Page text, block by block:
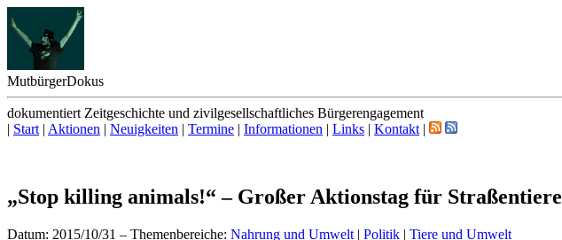
MutbürgerDokus
dokumentiert Zeitgeschichte und zivilgesellschaftliches Bürgerengagement
| Start | Aktionen | Neuigkeiten | Termine | Informationen | Links | Kontakt |
„Stop killing animals!“ – Großer Aktionstag für Straßentiere
Datum: 2015/10/31 – Themenbereiche: Nahrung und Umwelt | Politik | Tiere und Umwelt